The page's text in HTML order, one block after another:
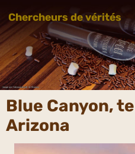
Chercheurs de vérités
Blue Canyon,
Arizona